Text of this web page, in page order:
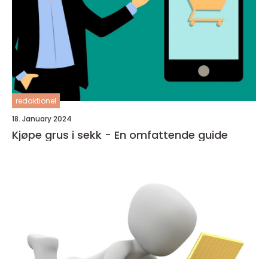
redaktionel
18. January 2024
Kjøpe grus i sekk - En omfattende guide